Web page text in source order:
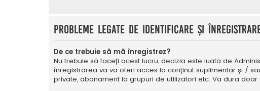
Probleme legate de identificare și
De ce trebuie să mă înregistrez?
Nu trebuie să faceți acest lucru, decizia este luată de
înregistrarea vă va oferi acces la conținut suplimentar și /
private, abonament la grupuri de utilizatori etc. Va dura